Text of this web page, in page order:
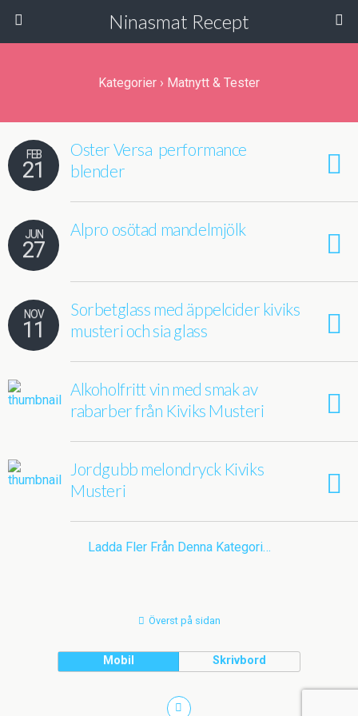
Ninasmat Recept
Kategorier › Matnytt & Tester
FEB
21
Oster Versa performance
blender
JUN
27
Alpro osötad mandelmjölk
NOV
11
Sorbetglass med äppelcider kiviks
musteri och sia glass
Alkoholfritt vin med smak av
rabarber från Kiviks Musteri
Jordgubb melondryck Kiviks
Musteri
Ladda Fler Från Denna Kategori…
Överst på sidan
Mobil Skrivbord